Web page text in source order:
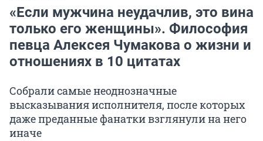
«Если мужчина неудачлив, это вина
только его женщины». Философия
певца Алексея Чумакова о жизни и
отношениях в 10 цитатах
Собрали самые неоднозначные
высказывания исполнителя, после которых
даже преданные фанатки взглянули на него
иначе